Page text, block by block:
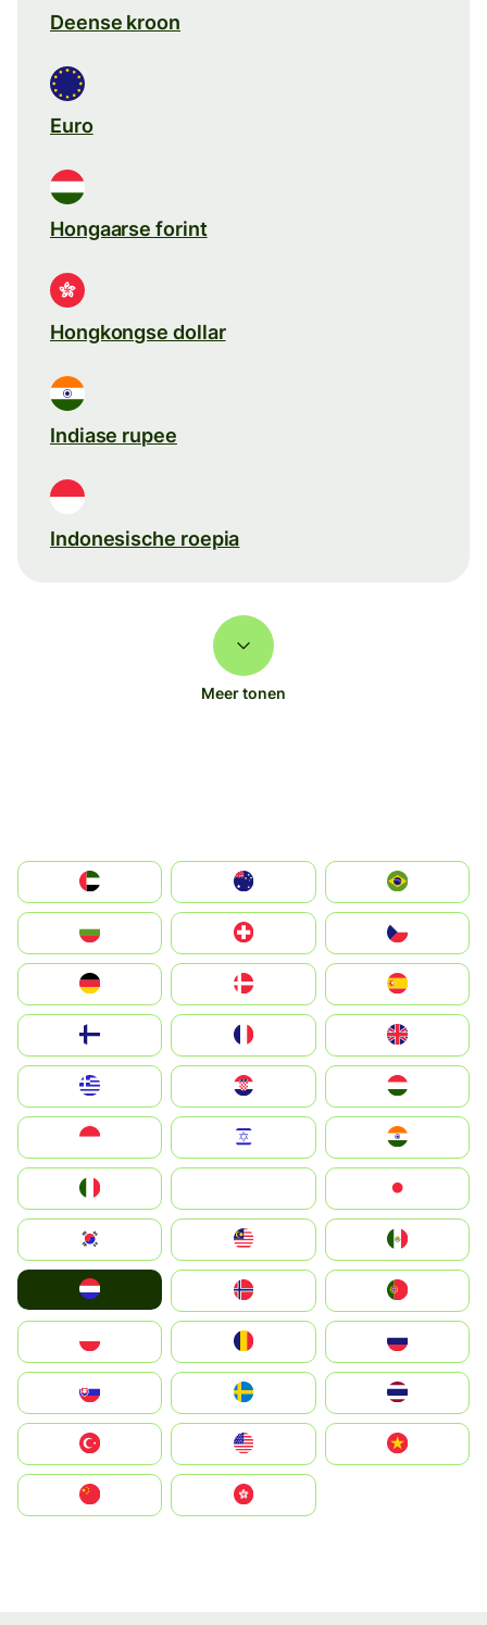
Deense kroon
Euro
Hongaarse forint
Hongkongse dollar
Indiase rupee
Indonesische roepia
Meer tonen
الإمارات العربية المتحدة
Switzerland
Deutschland
United Kingdom
Magyarország
South Korea
United States
中國香港特別行政區